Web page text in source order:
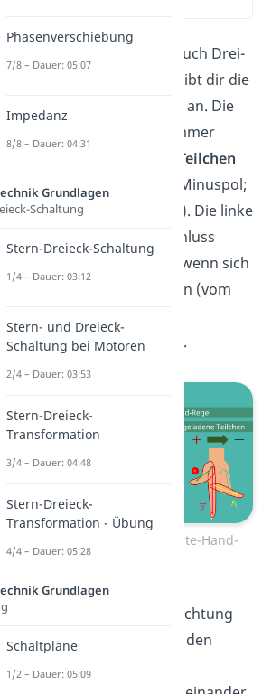
(auch Drei-
Finger- oder UVW-Regel) gibt dir die
Richtung der
an. Die
rechte Hand benutzt du immer
positive Teilchen
bewegen (vom Plus- zum Minuspol;
technische Stromrichtung). Die linke
Hand findet im Umkehrschluss
immer dann Anwendung, wenn sich
bewegen (vom
Elektronenstromrichtung).
Linke-Hand-Regel und Rechte-Hand-
Für die Bestimmung der Richtung
derLorentzkraft
hältst du den
Daumen, Zeigefinger und
Phasenverschiebung
7/8 – Dauer: 05:07
Impedanz
8/8 – Dauer: 04:31
Grundlagen
Schaltung
Stern-Dreieck-Schaltung
1/4 – Dauer: 03:12
Stern- und Dreieck-
Schaltung bei Motoren
2/4 – Dauer: 03:53
Stern-Dreieck-
Transformation
3/4 – Dauer: 04:48
Stern-Dreieck-
Transformation - Übung
4/4 – Dauer: 05:28
Grundlagen
Schaltpläne
1/2 – Dauer: 05:09